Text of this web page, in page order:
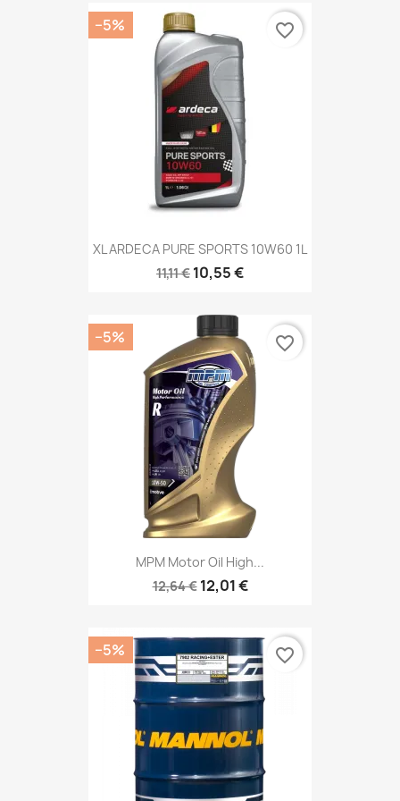
XL ARDECA PURE SPORTS 10W60 1L
11,11 € 10,55 €
−5% favorite_border
MPM Motor Oil High...
12,64 € 12,01 €
−5% favorite_border
−5% favorite_border